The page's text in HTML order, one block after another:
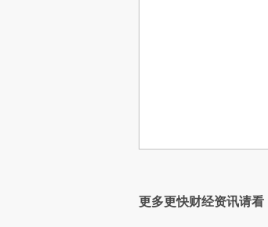
更多更快财经资讯请看